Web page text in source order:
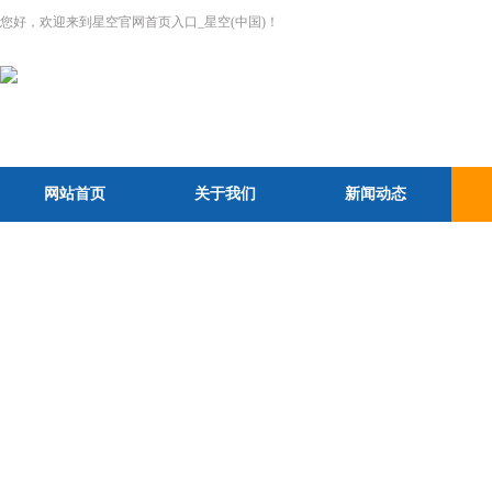
您好，欢迎来到星空官网首页入口_星空(中国)！
网站首页 关于我们 新闻动态